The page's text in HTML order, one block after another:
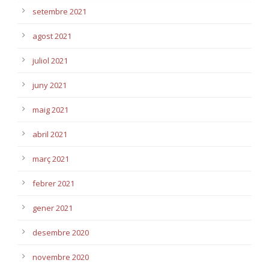
setembre 2021
agost 2021
juliol 2021
juny 2021
maig 2021
abril 2021
març 2021
febrer 2021
gener 2021
desembre 2020
novembre 2020